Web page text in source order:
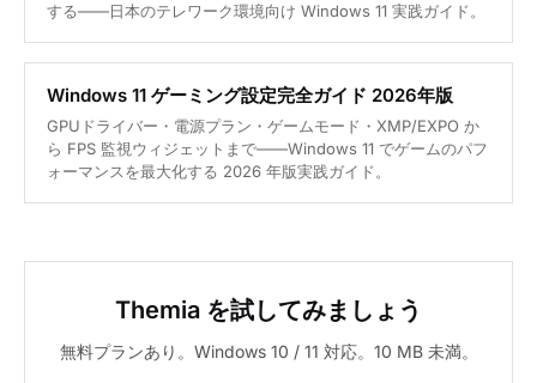
する——日本のテレワーク環境向け Windows 11 実践ガイド。
Windows 11 ゲーミング設定完全ガイド 2026年版
GPUドライバー・電源プラン・ゲームモード・XMP/EXPO か
ら FPS 監視ウィジェットまで——Windows 11 でゲームのパフ
ォーマンスを最大化する 2026 年版実践ガイド。
Themia を試してみましょう
無料プランあり。Windows 10 / 11 対応。10 MB 未満。